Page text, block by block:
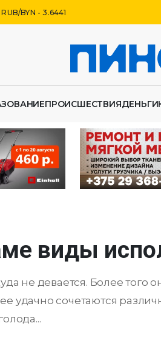
BYN - 3.6441
ПРОИСШЕСТВИЯДЕНЬГИ
виды
не девается. Более того
удачно сочетаются